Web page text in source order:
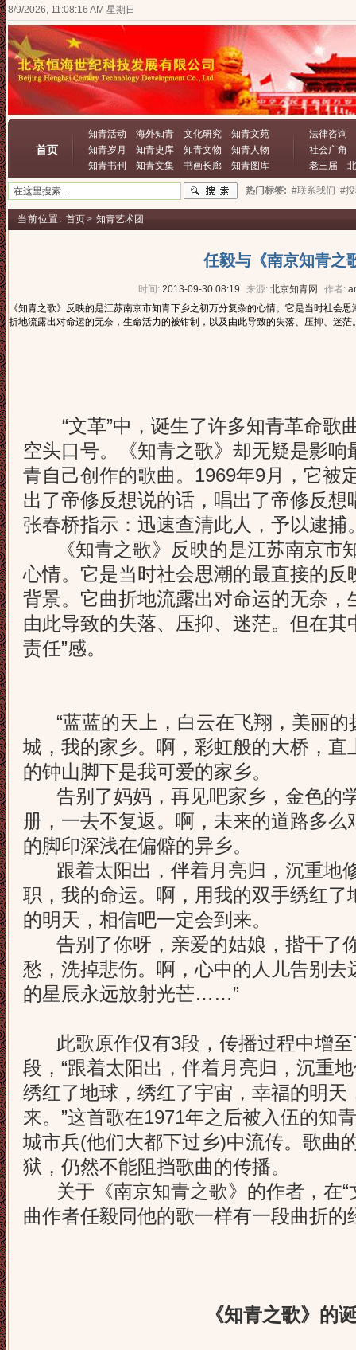
8/9/2026, 11:08:17 AM 星期日
首页
知青活动 海外知青 文化研究
知青文苑
知青岁月
知青史库 知青文物
知青人物
知青书刊
知青文集 书画长廊 知青图库
法律咨询
社会广角
老三届
热门标签: #联系我们 #
当前位置: 首页> 知青艺术团
任毅与《南京知青之
时间: 2013-09-30 08:19 来源: 北京知青网 作者:
《知青之歌》反映的是江苏南京市知青下乡之初万分复杂的心情。它是当时社会
折地流露出对命运的无奈，生命活力的被钳制，以及由此导致的失落、压抑、迷茫
“文革”中，诞生了许多知青革命歌
空头口号。《知青之歌》却无疑是影
青自己创作的歌曲。1969年9月，它被
出了帝修反想说的话，唱出了帝修反想
张春桥指示：迅速查清此人，予以逮捕
《知青之歌》反映的是江苏南京市
心情。它是当时社会思潮的最直接的反
背景。它曲折地流露出对命运的无奈，
由此导致的失落、压抑、迷茫。但在其
责任”感。
“蓝蓝的天上，白云在飞翔，美丽的
城，我的家乡。啊，彩虹般的大桥，直
的钟山脚下是我可爱的家乡。
告别了妈妈，再见吧家乡，金色的
册，一去不复返。啊，未来的道路多
的脚印深浅在偏僻的异乡。
跟着太阳出，伴着月亮归，沉重地
职，我的命运。啊，用我的双手绣红了
的明天，相信吧一定会到来。
告别了你呀，亲爱的姑娘，揩干了
愁，洗掉悲伤。啊，心中的人儿告别去
的星辰永远放射光芒……”
此歌原作仅有3段，传播过程中增至
段，“跟着太阳出，伴着月亮归，沉重
绣红了地球，绣红了宇宙，幸福的明天
来。”这首歌在1971年之后被入伍的知
城市兵(他们大都下过乡)中流传。歌曲
狱，仍然不能阻挡歌曲的传播。
关于《南京知青之歌》的作者，在“
曲作者任毅同他的歌一样有一段曲折的
《知青之歌》的